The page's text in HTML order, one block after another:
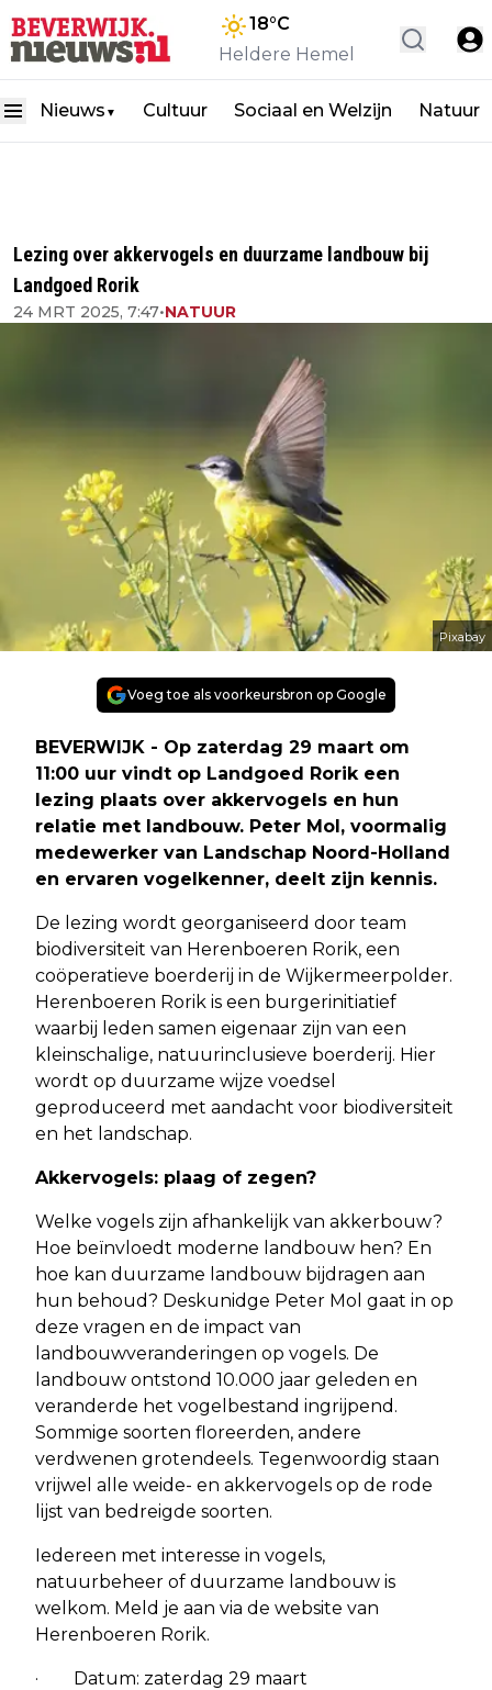
18°C
Heldere Hemel
Nieuws ▼ Cultuur Sociaal en Welzijn Natuur
Lezing over akkervogels en duurzame landbouw bij
Landgoed Rorik
24 MRT 2025, 7:47•NATUUR
Pixabay
Voeg toe als voorkeursbron op Google
BEVERWIJK - Op zaterdag 29 maart om
11:00 uur vindt op Landgoed Rorik een
lezing plaats over akkervogels en hun
relatie met landbouw. Peter Mol, voormalig
medewerker van Landschap Noord-Holland
en ervaren vogelkenner, deelt zijn kennis.
De lezing wordt georganiseerd door team
biodiversiteit van Herenboeren Rorik, een
coöperatieve boerderij in de Wijkermeerpolder.
Herenboeren Rorik is een burgerinitiatief
waarbij leden samen eigenaar zijn van een
kleinschalige, natuurinclusieve boerderij. Hier
wordt op duurzame wijze voedsel
geproduceerd met aandacht voor biodiversiteit
en het landschap.
Akkervogels: plaag of zegen?
Welke vogels zijn afhankelijk van akkerbouw?
Hoe beïnvloedt moderne landbouw hen? En
hoe kan duurzame landbouw bijdragen aan
hun behoud? Deskunidge Peter Mol gaat in op
deze vragen en de impact van
landbouwveranderingen op vogels. De
landbouw ontstond 10.000 jaar geleden en
veranderde het vogelbestand ingrijpend.
Sommige soorten floreerden, andere
verdwenen grotendeels. Tegenwoordig staan
vrijwel alle weide- en akkervogels op de rode
lijst van bedreigde soorten.
Iedereen met interesse in vogels,
natuurbeheer of duurzame landbouw is
welkom. Meld je aan via de website van
Herenboeren Rorik.
· Datum: zaterdag 29 maart